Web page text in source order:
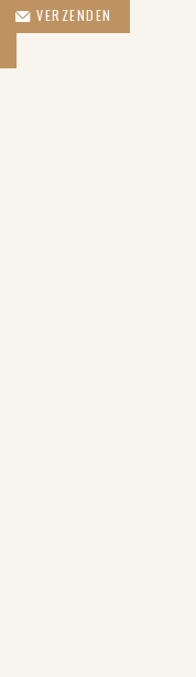
VERZENDEN